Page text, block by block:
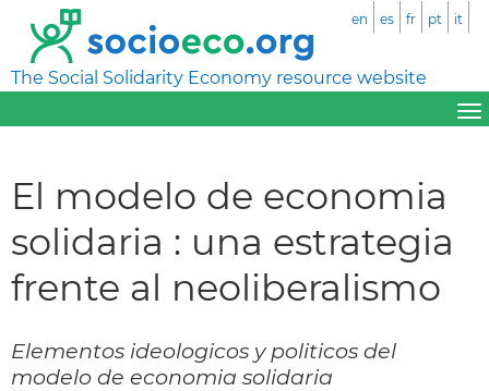
The Social Solidarity Economy resource website
en es fr pt it
El modelo de economia
solidaria : una estrategia
frente al neoliberalismo
Elementos ideologicos y politicos del
modelo de economia solidaria